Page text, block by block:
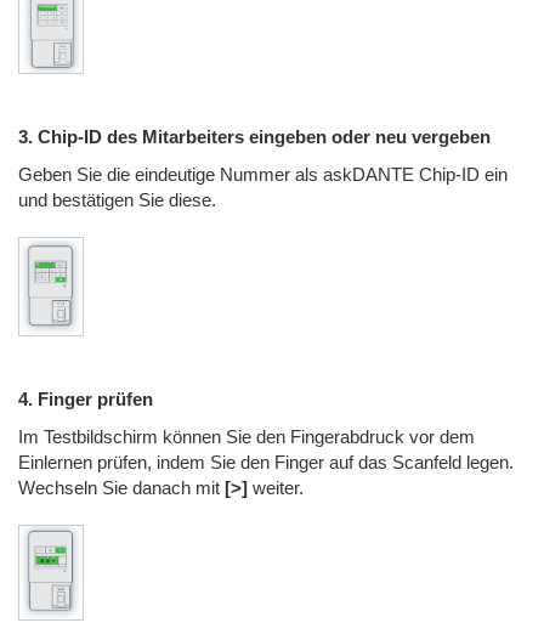
3. Chip-ID des Mitarbeiters eingeben oder neu vergeben
Geben Sie die eindeutige Nummer als askDANTE Chip-ID ein
und bestätigen Sie diese.
4. Finger prüfen
Im Testbildschirm können Sie den Fingerabdruck vor dem
Einlernen prüfen, indem Sie den Finger auf das Scanfeld legen.
Wechseln Sie danach mit [>] weiter.